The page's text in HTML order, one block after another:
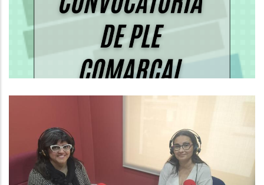
2026 A LES 18H.
Altres
Baix Penedès Al Dia Amb La
Pineda Guirao, Cap Del
Departament D'Habitatge Consell
Comarcal Del Baix Penedès I Amb